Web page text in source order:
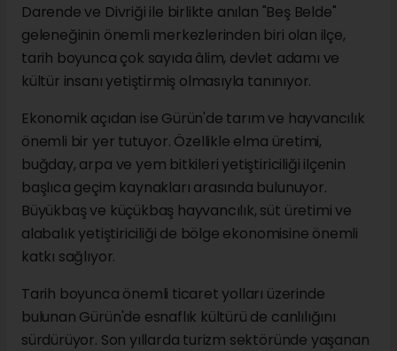
Darende ve Divriği ile birlikte anılan "Beş Belde"
geleneğinin önemli merkezlerinden biri olan ilçe,
tarih boyunca çok sayıda âlim, devlet adamı ve
kültür insanı yetiştirmiş olmasıyla tanınıyor.
Ekonomik açıdan ise Gürün'de tarım ve hayvancılık
önemli bir yer tutuyor. Özellikle elma üretimi,
buğday, arpa ve yem bitkileri yetiştiriciliği ilçenin
başlıca geçim kaynakları arasında bulunuyor.
Büyükbaş ve küçükbaş hayvancılık, süt üretimi ve
alabalık yetiştiriciliği de bölge ekonomisine önemli
katkı sağlıyor.
Tarih boyunca önemli ticaret yolları üzerinde
bulunan Gürün'de esnaflık kültürü de canlılığını
sürdürüyor. Son yıllarda turizm sektöründe yaşanan